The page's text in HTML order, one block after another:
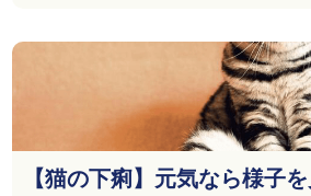
【猫の下痢】元気なら様子